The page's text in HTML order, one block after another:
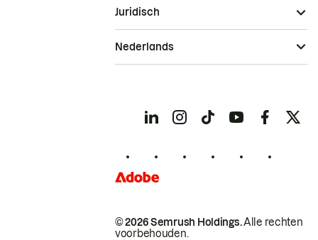
© 2026 Semrush Holdings.Alle rechten
voorbehouden.
Juridisch
Nederlands